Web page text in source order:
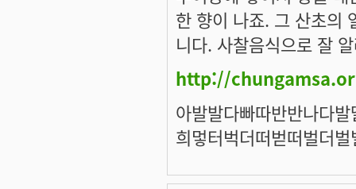
한 향이 나죠. 그 산초의
니다. 사찰음식으로 잘
http://
아발발다빠따반반나다
희멓터벅더떠벋떠벌더